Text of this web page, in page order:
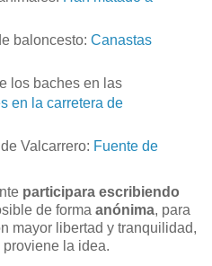
baloncesto: Canastas
los baches en las
en la carretera de
Valcarrero: Fuente de
participara escribiendo
de forma anónima, para
mayor libertad y tranquilidad,
la idea.